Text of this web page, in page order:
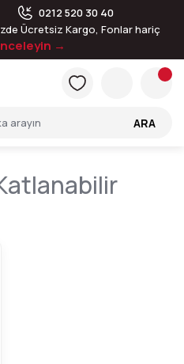
0212 520 30 40
Ücretsiz Kargo, Fonlar hariç
→
ARA